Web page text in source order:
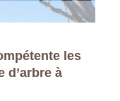
les
d’arbre à